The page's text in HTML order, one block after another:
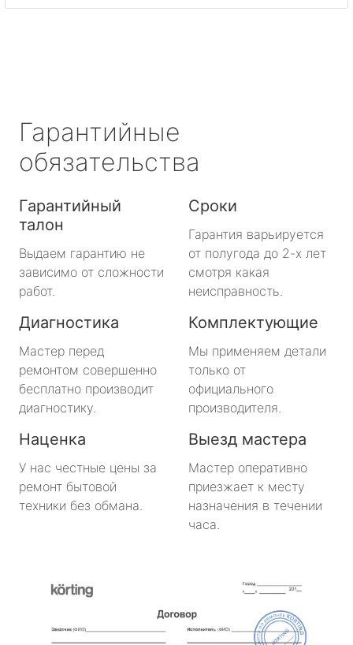
Гарантийные
обязательства
Гарантийный
талон
Выдаем гарантию не
зависимо от сложности
работ.
Сроки
Гарантия варьируется
от полугода до 2-х лет
смотря какая
неисправность.
Диагностика
Мастер перед
ремонтом совершенно
бесплатно производит
диагностику.
Комплектующие
Мы применяем детали
только от
официального
производителя.
Наценка
У нас честные цены за
ремонт бытовой
техники без обмана.
Выезд мастера
Мастер оперативно
приезжает к месту
назначения в течении
часа.